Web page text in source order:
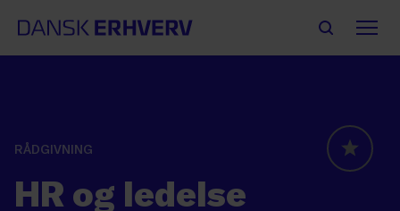
RÅDGIVNING
HR og ledelse